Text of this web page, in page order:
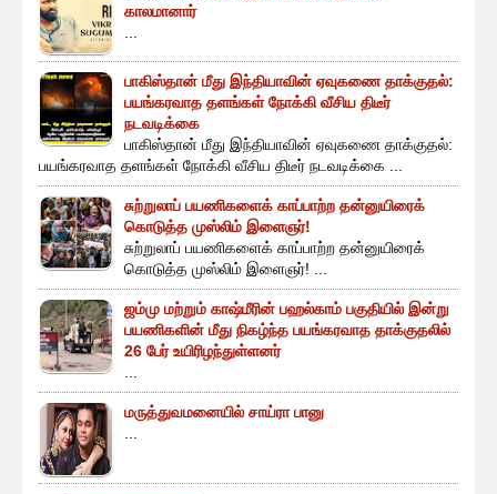
காலமானார்
பாகிஸ்தான் மீது இந்தியாவின் ஏவுகணை தாக்குதல்:
பயங்கரவாத தளங்கள் நோக்கி வீசிய திடீர்
நடவடிக்கை
பாகிஸ்தான் மீது இந்தியாவின் ஏவுகணை தாக்குதல்:
பயங்கரவாத தளங்கள் நோக்கி வீசிய திடீர் நடவடிக்கை ...
சுற்றுலாப் பயணிகளைக் காப்பாற்ற தன்னுயிரைக்
கொடுத்த முஸ்லிம் இளைஞர்!
சுற்றுலாப் பயணிகளைக் காப்பாற்ற தன்னுயிரைக்
கொடுத்த முஸ்லிம் இளைஞர்! ...
ஜம்மு மற்றும் காஷ்மீரின் பஹல்காம் பகுதியில் இன்று
பயணிகளின் மீது நிகழ்ந்த பயங்கரவாத தாக்குதலில்
26 பேர் உயிரிழந்துள்ளனர்
மருத்துவமனையில் சாய்ரா பானு